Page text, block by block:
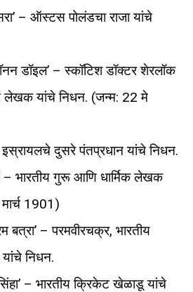
– ऑस्टस पोलंडचा राजा यांचे
डॉइल’ – स्कॉटिश डॉक्टर शेरलॉक
लेखक यांचे निधन. (जन्म: 22 मे
दुसरे पंतप्रधान यांचे निधन.
– भारतीय गुरू आणि धार्मिक लेखक
1901)
– परमवीरचक्र, भारतीय
निधन.
– भारतीय क्रिकेट खेळाडू यांचे